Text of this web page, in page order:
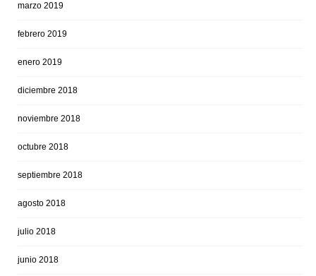
marzo 2019
febrero 2019
enero 2019
diciembre 2018
noviembre 2018
octubre 2018
septiembre 2018
agosto 2018
julio 2018
junio 2018